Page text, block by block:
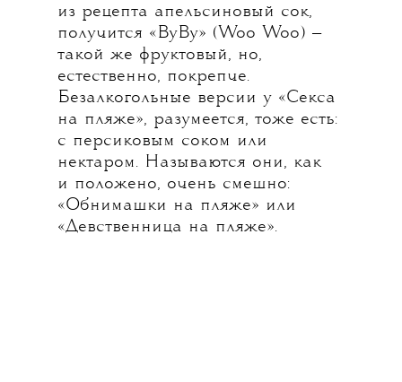
из рецепта апельсиновый сок,
получится «ВуВу» (Woo Woo) —
такой же фруктовый, но,
естественно, покрепче.
Безалкогольные версии у «Секса
на пляже», разумеется, тоже есть:
с персиковым соком или
нектаром. Называются они, как
и положено, очень смешно:
«Обнимашки на пляже» или
«Девственница на пляже».